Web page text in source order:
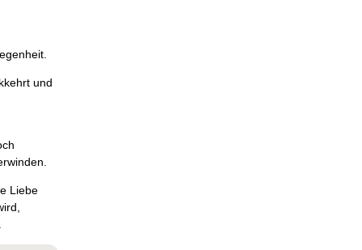
und
Liebe